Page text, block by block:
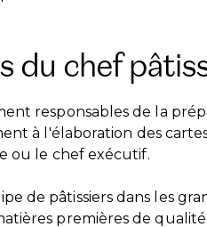
du chef
responsables de la
à l'élaboration des
ou le chef exécutif.
de pâtissiers dans les
premières de